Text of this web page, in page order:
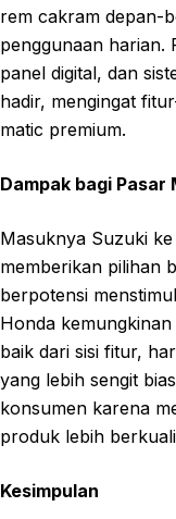
rem cakram depan-
penggunaan harian.
panel digital, dan
hadir, mengingat
matic premium.
Dampak bagi
Masuknya Suzuki
memberikan pilihan
berpotensi
Honda
baik dari sisi fitur,
yang lebih sengit
konsumen karena
produk lebih
Kesimpulan